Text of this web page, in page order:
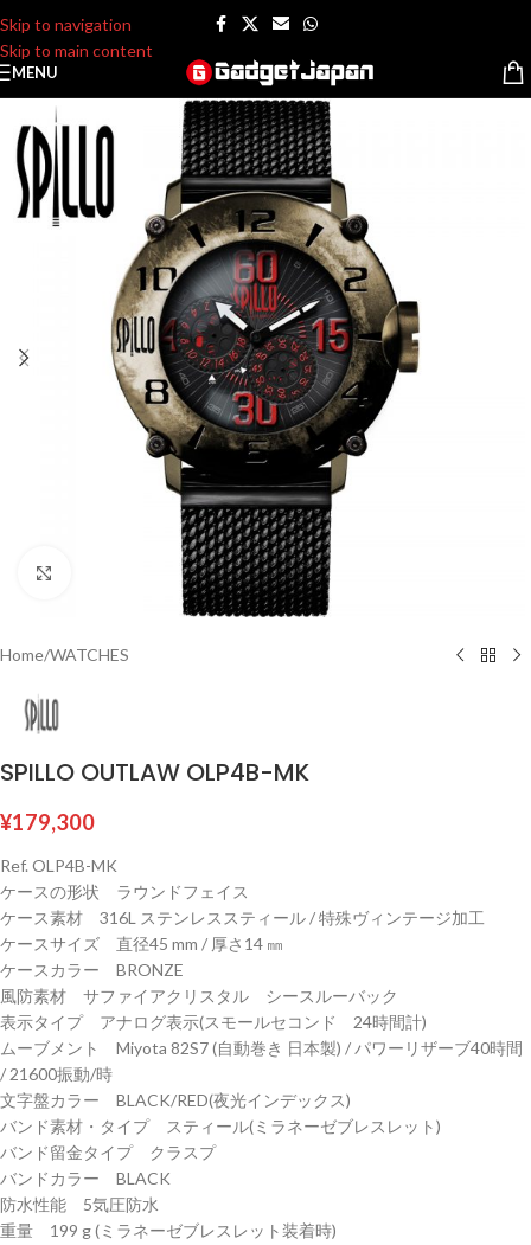
Skip to navigation
Skip to main content
MENU
Click to enlarge
Home/WATCHES
SPILLO OUTLAW OLP4B-MK
¥179,300
Ref. OLP4B-MK
ケースの形状 ラウンドフェイス
ケース素材 316L ステンレススティール / 特殊ヴィンテージ加工
ケースサイズ 直径45 mm / 厚さ14 ㎜
ケースカラー BRONZE
風防素材 サファイアクリスタル シースルーバック
表示タイプ アナログ表示(スモールセコンド 24時間計)
ムーブメント Miyota 82S7 (自動巻き 日本製) / パワーリザーブ40時間
/ 21600振動/時
文字盤カラー BLACK/RED(夜光インデックス)
バンド素材・タイプ スティール(ミラネーゼブレスレット)
バンド留金タイプ クラスプ
バンドカラー BLACK
防水性能 5気圧防水
重量 199 g (ミラネーゼブレスレット装着時)